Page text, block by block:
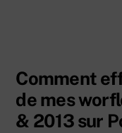
Comment
de mes
& 2013 sur